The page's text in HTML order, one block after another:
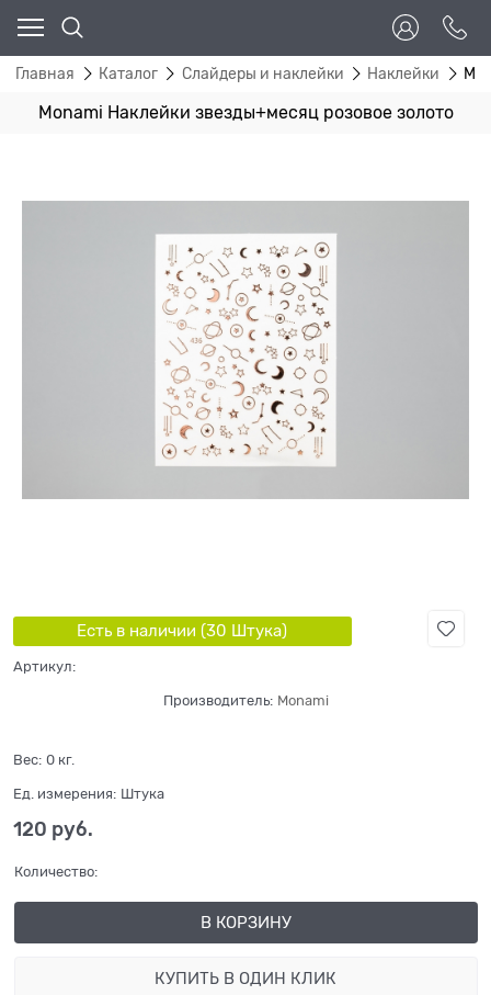
Главная Каталог Слайдеры и наклейки Наклейки
Monami Наклейки звезды+месяц розовое золото
Есть в наличии (30 Штука)
Артикул:
Производитель: Monami
Вес: 0 кг.
Ед. измерения: Штука
120 руб.
Количество:
В КОРЗИНУ
КУПИТЬ В ОДИН КЛИК